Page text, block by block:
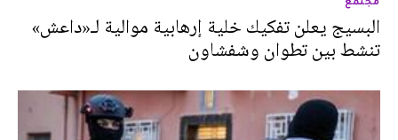
البسيج يعلن تفكيك خلية إرهابية موالية لـ«داعش»
تنشط بين تطوان وشفشاون